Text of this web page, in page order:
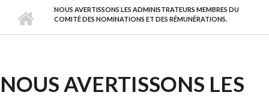
NOUS AVERTISSONS LES ADMINISTRATEURS MEMBRES DU
COMITÉ DES NOMINATIONS ET DES RÉMUNÉRATIONS.
NOUS AVERTISSONS LES